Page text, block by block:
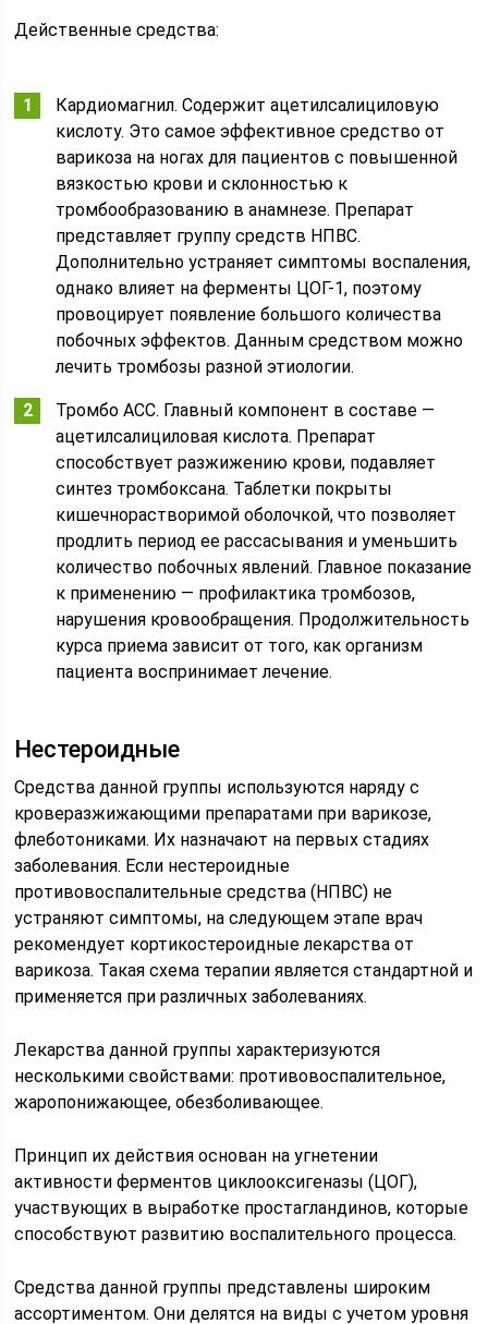
Действенные средства:
Кардиомагнил. Содержит ацетилсалициловую
кислоту. Это самое эффективное средство от
варикоза на ногах для пациентов с повышенной
вязкостью крови и склонностью к
тромбообразованию в анамнезе. Препарат
представляет группу средств НПВС.
Дополнительно устраняет симптомы воспаления,
однако влияет на ферменты ЦОГ-1, поэтому
провоцирует появление большого количества
побочных эффектов. Данным средством можно
лечить тромбозы разной этиологии.
Тромбо АСС. Главный компонент в составе —
ацетилсалициловая кислота. Препарат
способствует разжижению крови, подавляет
синтез тромбоксана. Таблетки покрыты
кишечнорастворимой оболочкой, что позволяет
продлить период ее рассасывания и уменьшить
количество побочных явлений. Главное показание
к применению — профилактика тромбозов,
нарушения кровообращения. Продолжительность
курса приема зависит от того, как организм
пациента воспринимает лечение.
Нестероидные
Средства данной группы используются наряду с
кроверазжижающими препаратами при варикозе,
флеботониками. Их назначают на первых стадиях
заболевания. Если нестероидные
противовоспалительные средства (НПВС) не
устраняют симптомы, на следующем этапе врач
рекомендует кортикостероидные лекарства от
варикоза. Такая схема терапии является стандартной и
применяется при различных заболеваниях.
Лекарства данной группы характеризуются
несколькими свойствами: противовоспалительное,
жаропонижающее, обезболивающее.
Принцип их действия основан на угнетении
активности ферментов циклооксигеназы (ЦОГ),
участвующих в выработке простагландинов, которые
способствуют развитию воспалительного процесса.
Средства данной группы представлены широким
ассортиментом. Они делятся на виды с учетом уровня